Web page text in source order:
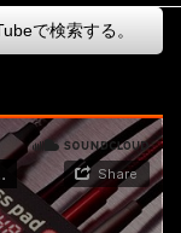
で検索する。